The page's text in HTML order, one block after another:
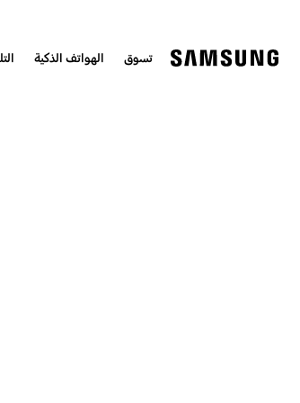
تسوق الهواتف الذكية